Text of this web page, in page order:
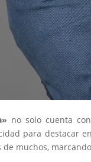
no solo cuenta
para destacar
muchos,